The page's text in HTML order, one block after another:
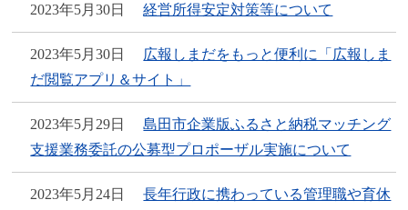
2023年5月30日 経営所得安定対策等について
2023年5月30日
広報しまだをもっと便利に「広報しま
だ閲覧アプリ＆サイト」
2023年5月29日
島田市企業版ふるさと納税マッチング
支援業務委託の公募型プロポーザル実施について
2023年5月24日
長年行政に携わっている管理職や育休